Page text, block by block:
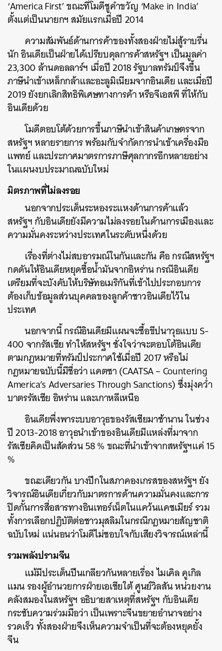
‘America First’ ขณะที่โมดีชูคำขวัญ ‘Make in India’
ตั้งแต่เป็นนายกฯ สมัยแรกเมื่อปี 2014
ความสัมพันธ์ด้านการค้าของทั้งสองฝ่ายไม่สู้ราบรื่น
นัก อินเดียเป็นฝ่ายได้เปรียบดุลการค้าสหรัฐฯ เป็นมูลค่า
23,300 ล้านดอลลาร์ฯ เมื่อปี 2018 รัฐบาลทรัมป์จึงขึ้น
ภาษีนำเข้าเหล็กกล้าและอะลูมิเนียมจากอินเดีย และเมื่อปี
2019 ยังยกเลิกสิทธิพิเศษทางการค้า หรือจีเอสพี ที่ให้กับ
อินเดียด้วย
โมดีตอบโต้ด้วยการขึ้นภาษีนำเข้าสินค้าเกษตรจาก
สหรัฐฯ หลายรายการ พร้อมกับจำกัดการนำเข้าเครื่องมือ
แพทย์ และประกาศมาตรการภาษีศุลกากรอีกหลายอย่าง
ในแผนงบประมาณฉบับใหม่
มิตรภาพที่ไม่ลงรอย
นอกจากประเด็นระหองระแหงด้านการค้าแล้ว
สหรัฐฯ กับอินเดียยังมีความไม่ลงรอยในด้านการเมืองและ
ความมั่นคงระหว่างประเทศในระดับหนึ่งด้วย
เรื่องที่ต่างไม่สบอารมณ์ในกันและกัน คือ กรณีสหรัฐฯ
กดดันให้อินเดียหยุดซื้อน้ำมันจากอิหร่าน กรณีอินเดีย
เตรียมที่จะบังคับให้บริษัทอเมริกันที่เข้าไปประกอบการ
ต้องเก็บข้อมูลส่วนบุคคลของลูกค้าชาวอินเดียไว้ใน
ประเทศ
นอกจากนี้ กรณีอินเดียมีแผนจะซื้อขีปนาวุธแบบ S-
400 จากรัสเซีย ทำให้สหรัฐฯ ชั่งใจว่าจะตอบโต้อินเดีย
ตามกฎหมายที่ทรัมป์ประกาศใช้เมื่อปี 2017 หรือไม่
กฎหมายฉบับนี้มีชื่อว่า แคตซา (CAATSA – Countering
America’s Adversaries Through Sanctions) ซึ่งมุ่งคว่ำ
บาตรรัสเซีย อิหร่าน และเกาหลีเหนือ
อินเดียพึ่งพาระบบอาวุธของรัสเซียมาช้านาน ในช่วง
ปี 2013-2018 อาวุธนำเข้าของอินเดียมีแหล่งที่มาจาก
รัสเซียคิดเป็นสัดส่วน 58 % ขณะที่นำเข้าจากสหรัฐฯแค่ 15
%
ขณะเดียวกัน บางปีกในสภาคองเกรสของสหรัฐฯ ยัง
วิจารณ์อินเดียเกี่ยวกับมาตรการด้านความมั่นคงและการ
ปิดกั้นการสื่อสารทางอินเทอร์เน็ตในแคว้นแคชเมียร์ รวม
ทั้งการเลือกปฏิบัติต่อชาวมุสลิมในกรณีกฎหมายสัญชาติ
ฉบับใหม่ แน่นอนว่าโมดีไม่ชอบใจกับเสียงวิจารณ์เหล่านี้
รวมพลังปรามจีน
แม้มีประเด็นปีนเกลียวกันหลายเรื่อง ไมเคิล คูเกิล
แมน รองผู้อำนวยการฝ่ายเอเชียใต้ ศูนย์วิลสัน หน่วยงาน
คลังสมองในสหรัฐฯ อธิบายสาเหตุที่สหรัฐฯ กับอินเดีย
กระชับความร่วมมือว่า เป็นเพราะจีนขยายอำนาจอย่าง
รวดเร็ว ทั้งสองฝ่ายจึงเห็นความจำเป็นที่จะต้องหยุดยั้ง
จีน
ค้นหา
SHARE TWEET LINE EMAIL